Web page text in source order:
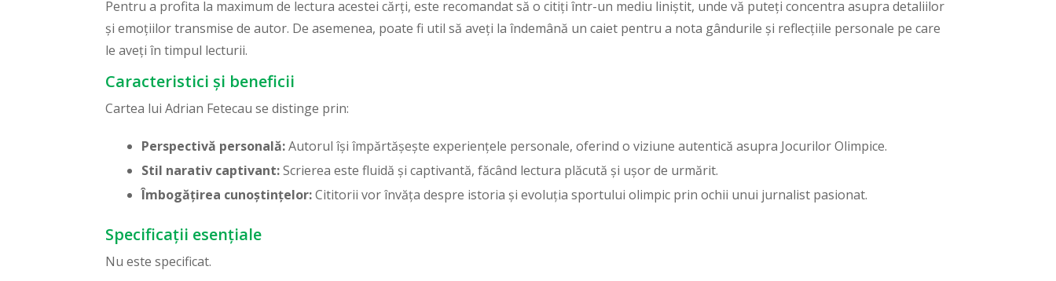
Pentru a profita la maximum de lectura acestei cărți, este recomandat să o citiți într-un mediu liniștit, unde vă puteți concentra asupra detaliilor
și emoțiilor transmise de autor. De asemenea, poate fi util să aveți la îndemână un caiet pentru a nota gândurile și reflecțiile personale pe care
le aveți în timpul lecturii.
Caracteristici și beneficii
Cartea lui Adrian Fetecau se distinge prin:
Perspectivă personală:Autorul își împărtășește experiențele personale, oferind o viziune autentică asupra Jocurilor Olimpice.
Stil narativ captivant:Scrierea este fluidă și captivantă, făcând lectura plăcută și ușor de urmărit.
Îmbogățirea cunoștințelor:Cititorii vor învăța despre istoria și evoluția sportului olimpic prin ochii unui jurnalist pasionat.
Specificații esențiale
Nu este specificat.